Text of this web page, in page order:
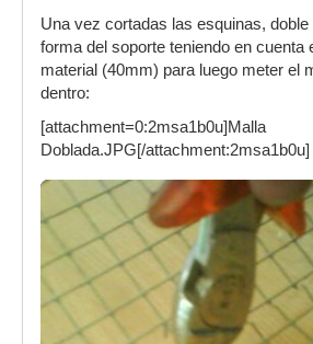
Una vez cortadas las esquinas, doble
forma del soporte teniendo en cuenta
material (40mm) para luego meter el
dentro:
[attachment=0:2msa1b0u]Malla
Doblada.JPG[/attachment:2msa1b0u]